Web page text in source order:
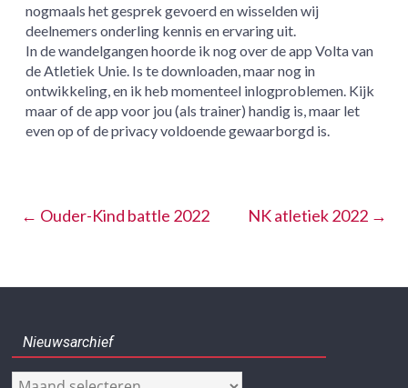
nogmaals het gesprek gevoerd en wisselden wij
deelnemers onderling kennis en ervaring uit.
In de wandelgangen hoorde ik nog over de app Volta van
de Atletiek Unie. Is te downloaden, maar nog in
ontwikkeling, en ik heb momenteel inlogproblemen. Kijk
maar of de app voor jou (als trainer) handig is, maar let
even op of de privacy voldoende gewaarborgd is.
← Ouder-Kind battle 2022 NK atletiek 2022 →
Nieuwsarchief
Nieuwsarchief